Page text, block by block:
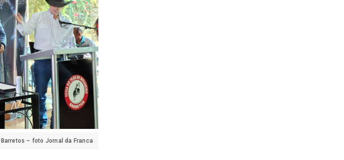
– foto Jornal da Franca